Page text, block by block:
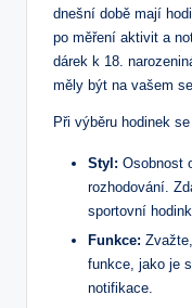
dnešní době mají
po měření aktivit a
dárek k 18.
měly být na vašem
Při výběru hodinek
Styl: Osobnost
rozhodování.
sportovní
Funkce:
funkce, jako je
notifikace.